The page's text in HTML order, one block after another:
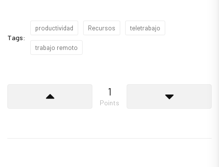
Tags:
productividad Recursos teletrabajo
trabajo remoto
1
Points